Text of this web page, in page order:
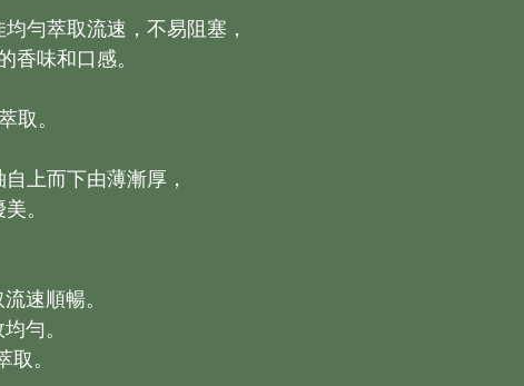
勻萃取流速，不易阻塞，
味和口感。
取。
上而下由薄漸厚，
。
速順暢。
勻。
。